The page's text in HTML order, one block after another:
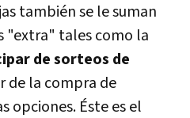
también se le suman
"extra" tales como la
de sorteos de
de la compra de
opciones. Éste es el